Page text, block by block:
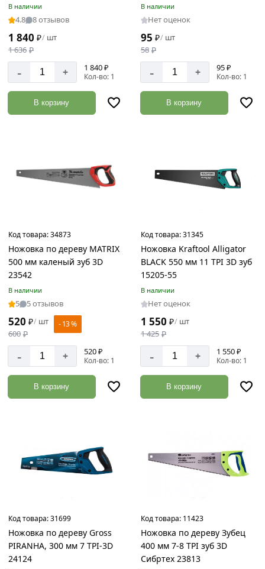
9
В наличии
4.8 8 отзывов
1 840 ₽/ шт
1 636 ₽
- + 1 840 ₽
Кол-во: 1
В корзину
В наличии
Нет оценок
95 ₽/ шт
58 ₽
- + 95 ₽
Кол-во: 1
В корзину
Код товара:34873
Ножовка по дереву MATRIX
500 мм каленый зуб 3D
23542
В наличии
5 5 отзывов
520 ₽/ шт
600 ₽
- 13 %
- + 520 ₽
Кол-во: 1
В корзину
Код товара:31345
Ножовка Kraftool Alligator
BLACK 550 мм 11 TPI 3D зуб
15205-55
В наличии
Нет оценок
1 550 ₽/ шт
1 425 ₽
- + 1 550 ₽
Кол-во: 1
В корзину
Код товара:31699
Ножовка по дереву Gross
PIRANHA, 300 мм 7 TPI-3D
24124
Код товара: 11423
Ножовка по дереву Зубец
400 мм 7-8 TPI зуб 3D
Сибртех 23813